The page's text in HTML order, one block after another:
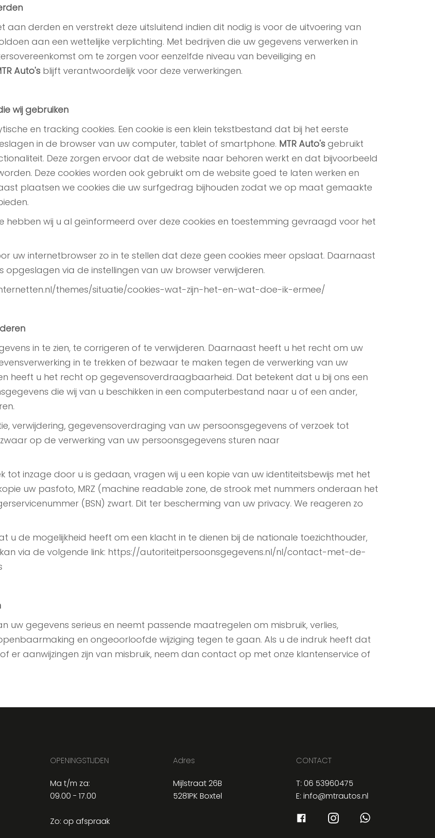
aan derden en verstrekt deze uitsluitend indien dit nodig is voor de uitvoering van
aan een wettelijke verplichting. Met bedrijven die uw gegevens verwerken in
om te zorgen voor eenzelfde niveau van beveiliging en
Auto's blijft verantwoordelijk voor deze verwerkingen.
wij gebruiken
en tracking cookies. Een cookie is een klein tekstbestand dat bij het eerste
in de browser van uw computer, tablet of smartphone. MTR Auto's gebruikt
Deze zorgen ervoor dat de website naar behoren werkt en dat bijvoorbeeld
Deze cookies worden ook gebruikt om de website goed te laten werken en
plaatsen we cookies die uw surfgedrag bijhouden zodat we op maat gemaakte
hebben wij u al geïnformeerd over deze cookies en toestemming gevraagd voor het
uw internetbrowser zo in te stellen dat deze geen cookies meer opslaat. Daarnaast
opgeslagen via de instellingen van uw browser verwijderen.
themes/situatie/cookies-wat-zijn-het-en-wat-doe-ik-ermee/
in te zien, te corrigeren of te verwijderen. Daarnaast heeft u het recht om uw
in te trekken of bezwaar te maken tegen de verwerking van uw
heeft u het recht op gegevensoverdraagbaarheid. Dat betekent dat u bij ons een
die wij van u beschikken in een computerbestand naar u of een ander,
verwijdering, gegevensoverdraging van uw persoonsgegevens of verzoek tot
op de verwerking van uw persoonsgegevens sturen naar
tot inzage door u is gedaan, vragen wij u een kopie van uw identiteitsbewijs met het
uw pasfoto, MRZ (machine readable zone, de strook met nummers onderaan het
(BSN) zwart. Dit ter bescherming van uw privacy. We reageren zo
u de mogelijkheid heeft om een klacht in te dienen bij de nationale toezichthouder,
via de volgende link: https://autoriteitpersoonsgegevens.nl/nl/contact-met-de-
uw gegevens serieus en neemt passende maatregelen om misbruik, verlies,
en ongeoorloofde wijziging tegen te gaan. Als u de indruk heeft dat
er aanwijzingen zijn van misbruik, neem dan contact op met onze klantenservice of
OPENINGSTIJDEN
Ma t/m za:
09.00 - 17.00
Zo: op afspraak
Adres
Mijlstraat 26B
5281PK Boxtel
CONTACT
T:06 53960475
E:info@mtrautos.nl